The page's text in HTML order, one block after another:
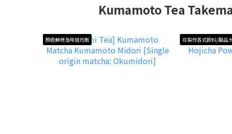
Kumamoto Tea
顏色鮮綠及味道均衡 在製作各式飲料/甜品